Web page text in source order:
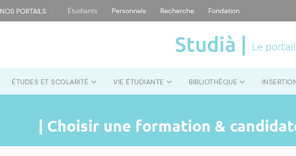
NOS PORTAILS : Étudiants Personnels Recherche Fondation
Studià | Le
ÉTUDES ET SCOLARITÉ VIE ÉTUDIANTE BIBLIOTHÈQUE
| Choisir une formation &